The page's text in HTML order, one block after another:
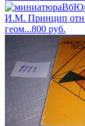
ВбЮ/
И.М. Принцип
геом...800 руб.